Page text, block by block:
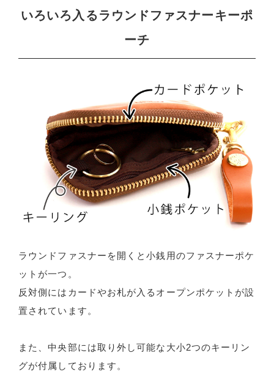
いろいろ入るラウンドファスナーキーポ
ーチ
ラウンドファスナーを開くと小銭用のファスナーポケ
ットが一つ。
反対側にはカードやお札が入るオープンポケットが設
置されています。
また、中央部には取り外し可能な大小2つのキーリン
グが付属しております。